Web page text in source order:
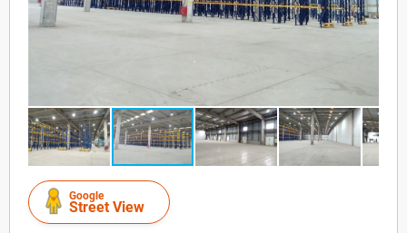
Google
Street View